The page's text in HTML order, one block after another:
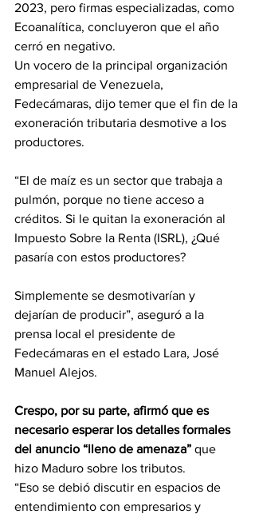
2023, pero firmas especializadas, como
Ecoanalítica, concluyeron que el año
cerró en negativo.
Un vocero de la principal organización
empresarial de Venezuela,
Fedecámaras, dijo temer que el fin de la
exoneración tributaria desmotive a los
productores.
“El de maíz es un sector que trabaja a
pulmón, porque no tiene acceso a
créditos. Si le quitan la exoneración al
Impuesto Sobre la Renta (ISRL), ¿Qué
pasaría con estos productores?
Simplemente se desmotivarían y
dejarían de producir”, aseguró a la
prensa local el presidente de
Fedecámaras en el estado Lara, José
Manuel Alejos.
Crespo, por su parte, afirmó que es
necesario esperar los detalles formales
del anuncio “lleno de amenaza” que
hizo Maduro sobre los tributos.
“Eso se debió discutir en espacios de
entendimiento con empresarios y